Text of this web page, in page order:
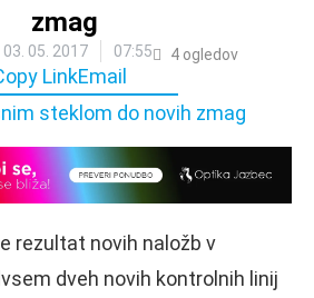
zmag
03. 05. 2017 07:55 4 ogledov
LinkEmail
rezultat novih naložb v
dveh novih kontrolnih linij